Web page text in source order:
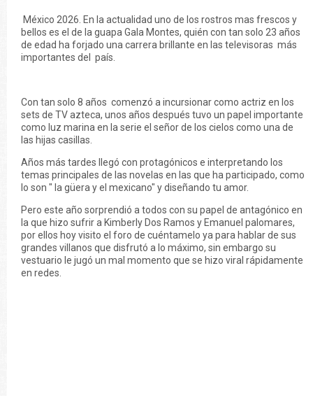
México 2026. En la actualidad uno de los rostros mas frescos y
bellos es el de la guapa Gala Montes, quién con tan solo 23 años
de edad ha forjado una carrera brillante en las televisoras más
importantes del país.
Con tan solo 8 años comenzó a incursionar como actriz en los
sets de TV azteca, unos años después tuvo un papel importante
como luz marina en la serie el señor de los cielos como una de
las hijas casillas.
Años más tardes llegó con protagónicos e interpretando los
temas principales de las novelas en las que ha participado, como
lo son " la güera y el mexicano" y diseñando tu amor.
Pero este año sorprendió a todos con su papel de antagónico en
la que hizo sufrir a Kimberly Dos Ramos y Emanuel palomares,
por ellos hoy visito el foro de cuéntamelo ya para hablar de sus
grandes villanos que disfrutó a lo máximo, sin embargo su
vestuario le jugó un mal momento que se hizo viral rápidamente
en redes.